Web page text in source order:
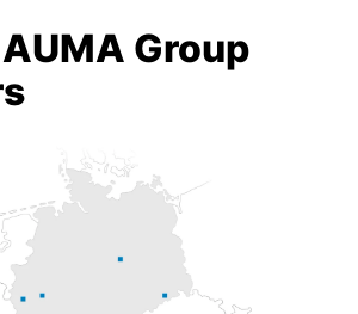
Group